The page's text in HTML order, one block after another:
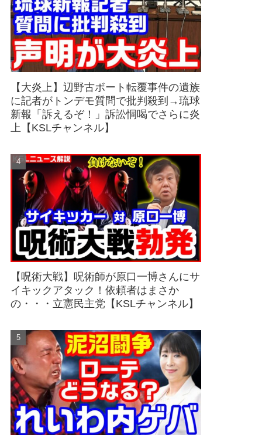
【大炎上】辺野古ボート転覆事件の遺族
に記者がトンデモ質問で批判殺到→琉球
新報「訴えるぞ！」訴訟恫喝でさらに炎
上【KSLチャンネル】
【呪術大戦】呪術師が原口一博さんにサ
イキックアタック！依頼者はまさか
の・・・立憲民主党【KSLチャンネル】